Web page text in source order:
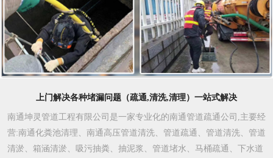
上门解决各种堵漏问题（疏通,清洗,清理）一站式解决
南通坤灵管道工程有限公司是一家专业化的南通管道疏通公司,主要经
营:南通化粪池清理、南通高压管道清洗、管道疏通、管道清洗、管道
清淤、箱涵清淤、吸污抽粪、抽泥浆、管道堵水、马桶疏通、下水道